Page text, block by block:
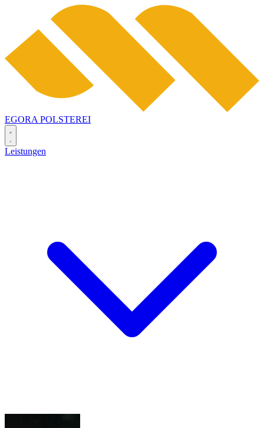
EGORA POLSTEREI
Leistungen